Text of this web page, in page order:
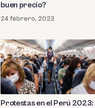
buen precio?
24 febrero, 2023
Protestas en el Perú 2023: